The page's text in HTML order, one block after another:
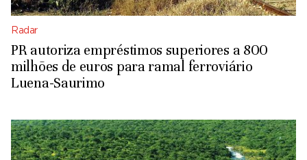
Radar
PR autoriza empréstimos superiores a 800
milhões de euros para ramal ferroviário
Luena-Saurimo